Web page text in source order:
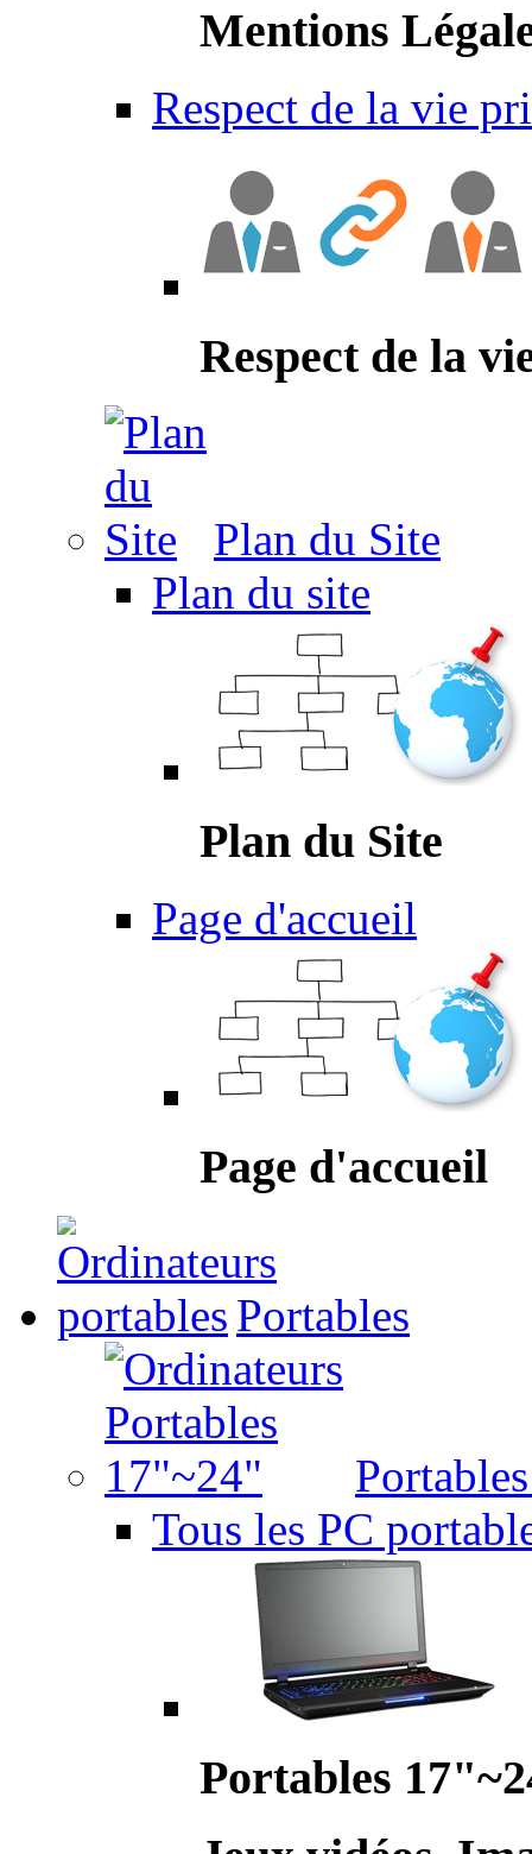
Mentions
Respect de la vie
Respect de la
Plan du Site
Plan du site
Plan du Site
Page d'accueil
Page d'accueil
Portables
Tous les PC
Portables